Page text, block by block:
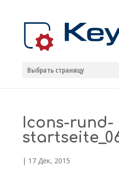
Выбрать страницу
Icons-rund-
| 17 Дек, 2015